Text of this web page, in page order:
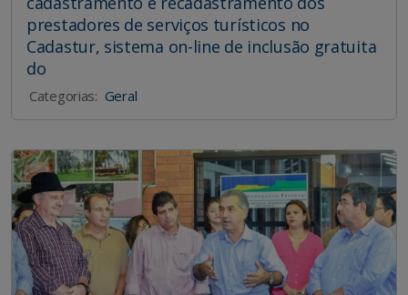
prestadores de serviços turísticos no
Cadastur, sistema on-line de inclusão gratuita
do
Categorias: Geral